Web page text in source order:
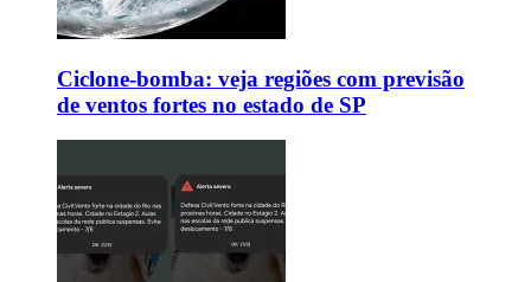
Ciclone-bomba: veja regiões com previsão
de ventos fortes no estado de SP